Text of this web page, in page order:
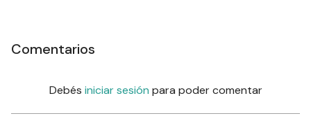
Comentarios
Debés iniciar sesión para poder comentar